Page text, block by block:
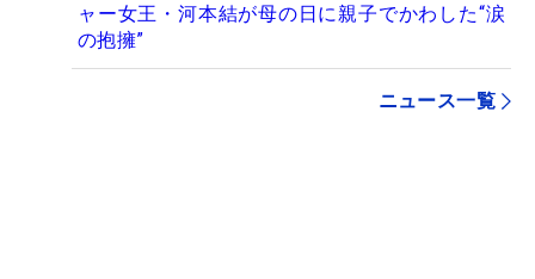
ャー女王・河本結が母の日に親子でかわした“涙
の抱擁”
ニュース一覧